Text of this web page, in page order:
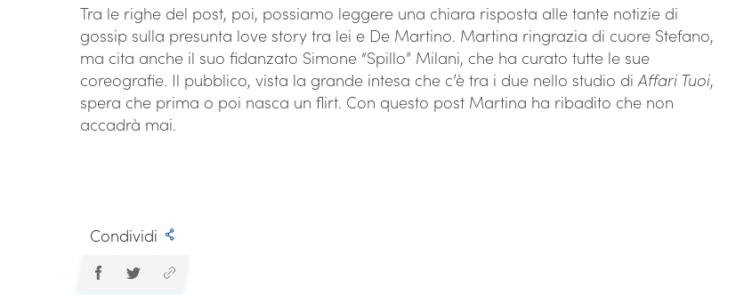
Tra le righe del post, poi, possiamo leggere una chiara risposta alle tante notizie di
gossip sulla presunta love story tra lei e De Martino. Martina ringrazia di cuore Stefano,
ma cita anche il suo fidanzato Simone “Spillo” Milani, che ha curato tutte le sue
coreografie. Il pubblico, vista la grande intesa che c’è tra i due nello studio di Affari Tuoi,
spera che prima o poi nasca un flirt. Con questo post Martina ha ribadito che non
accadrà mai.
Condividi